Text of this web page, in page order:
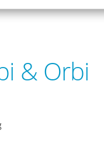
& Orbi